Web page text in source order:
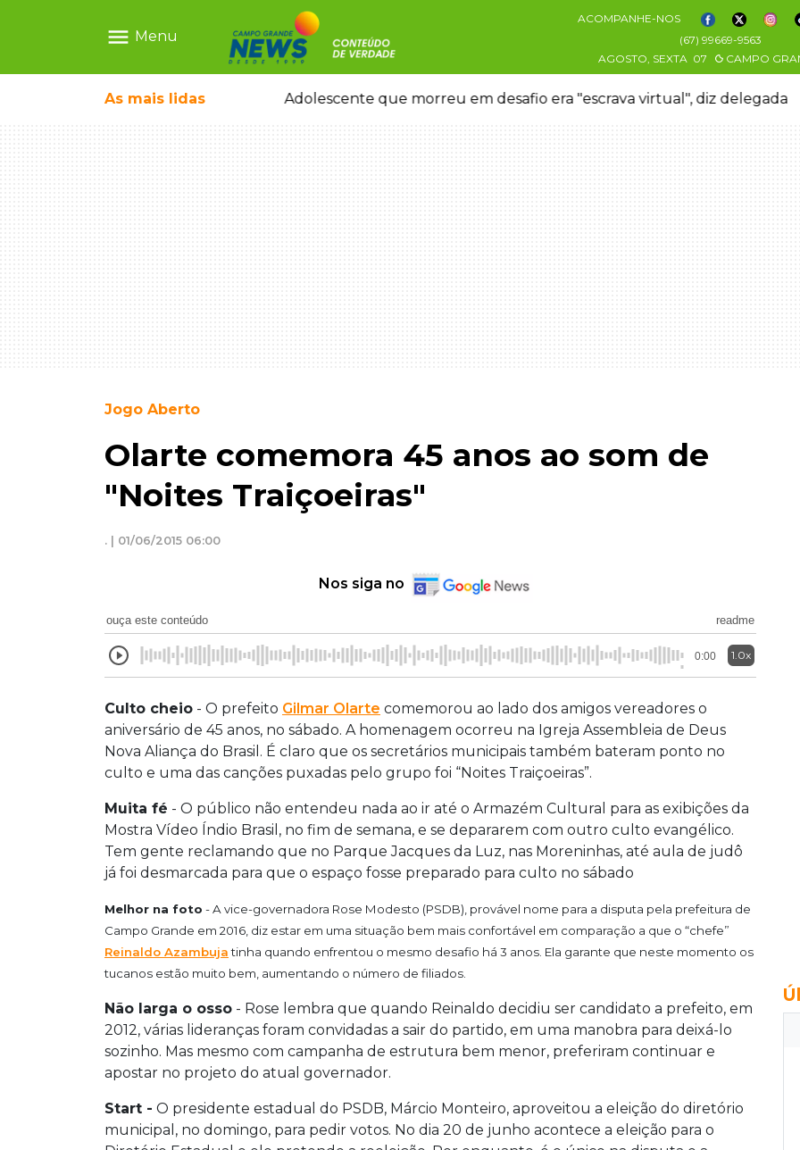
menu Menu
ACOMPANHE-NOS
(67) 99669-9563
AGOSTO, SEXTA 07 CAMPO
As mais lidas
em caminhão estacionado Adolescente que morreu em desafio era "escrava virtual", diz delegada
Jogo Aberto
Olarte comemora 45 anos ao som de
"Noites Traiçoeiras"
. | 01/06/2015 06:00
Nos siga no
ouça este conteúdo readme
0:00 1.0x
Culto cheio - O prefeito Gilmar Olarte comemorou ao lado dos amigos vereadores o
aniversário de 45 anos, no sábado. A homenagem ocorreu na Igreja Assembleia de Deus
Nova Aliança do Brasil. É claro que os secretários municipais também bateram ponto no
culto e uma das canções puxadas pelo grupo foi “Noites Traiçoeiras”.
Muita fé - O público não entendeu nada ao ir até o Armazém Cultural para as exibições da
Mostra Vídeo Índio Brasil, no fim de semana, e se depararem com outro culto evangélico.
Tem gente reclamando que no Parque Jacques da Luz, nas Moreninhas, até aula de judô
já foi desmarcada para que o espaço fosse preparado para culto no sábado
Melhor na foto - A vice-governadora Rose Modesto (PSDB), provável nome para a disputa pela prefeitura de
Campo Grande em 2016, diz estar em uma situação bem mais confortável em comparação a que o “chefe”
Reinaldo Azambujatinha quando enfrentou o mesmo desafio há 3 anos. Ela garante que neste momento os
tucanos estão muito bem, aumentando o número de filiados.
Não larga o osso - Rose lembra que quando Reinaldo decidiu ser candidato a prefeito, em
2012, várias lideranças foram convidadas a sair do partido, em uma manobra para deixá-lo
sozinho. Mas mesmo com campanha de estrutura bem menor, preferiram continuar e
apostar no projeto do atual governador.
Start - O presidente estadual do PSDB, Márcio Monteiro, aproveitou a eleição do diretório
municipal, no domingo, para pedir votos. No dia 20 de junho acontece a eleição para o